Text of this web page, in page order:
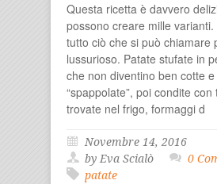
Questa ricetta è davvero
possono creare mille varianti.
tutto ciò che si può chiamare
lussurioso. Patate stufate in
che non diventino ben cotte e
“spappolate”, poi condite
trovate nel frigo, formaggi d
Novembre 14, 2016
by Eva Scialò
0
patate